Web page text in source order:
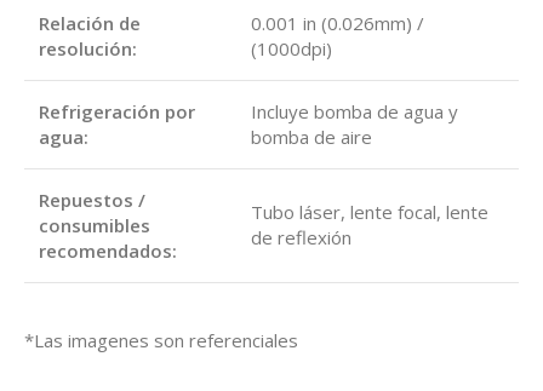
Relación de
resolución:
0.001 in (0.026mm) /
(1000dpi)
Refrigeración por
agua:
Incluye bomba de agua y
bomba de aire
Repuestos /
consumibles
recomendados:
Tubo láser, lente focal, lente
de reflexión
*Las imagenes son referenciales